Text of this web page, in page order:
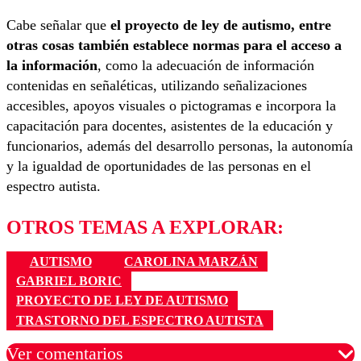
Cabe señalar que el proyecto de ley de autismo, entre
otras cosas también establece normas para el acceso a
la información, como la adecuación de información
contenidas en señaléticas, utilizando señalizaciones
accesibles, apoyos visuales o pictogramas e incorpora la
capacitación para docentes, asistentes de la educación y
funcionarios, además del desarrollo personas, la autonomía
y la igualdad de oportunidades de las personas en el
espectro autista.
OTROS TEMAS A EXPLORAR:
AUTISMO
CAROLINA MARZÁN
GABRIEL BORIC
PROYECTO DE LEY DE AUTISMO
TRASTORNO DEL ESPECTRO AUTISTA
Ver comentarios